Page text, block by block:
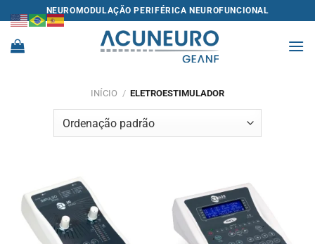
to
content
NEUROMODULAÇÃO PERIFÉRICA NEUROFUNCIONAL
INÍCIO / ELETROESTIMULADOR